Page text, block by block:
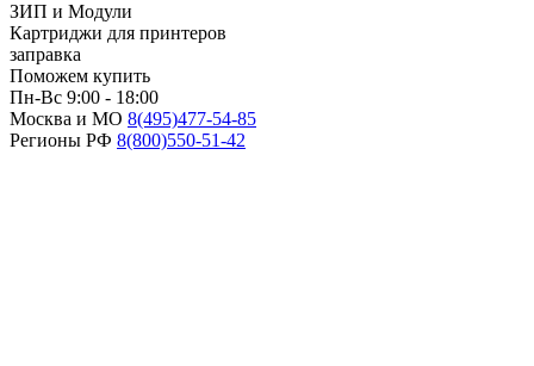
ЗИП и Модули
Картриджи для принтеров
заправка
Поможем купить
Пн-Вс 9:00 - 18:00
Москва и МО 8(495)477-54-85
Регионы РФ 8(800)550-51-42